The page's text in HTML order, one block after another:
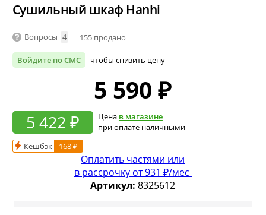
Сушильный шкаф Hanhi
Вопросы 4 155 продано
Войдите по СМС чтобы снизить цену
5 590₽
5 422 ₽ Цена в магазине
при оплате наличными
Кешбэк
168 ₽
Оплатить частями или
в рассрочку от 931 ₽/мес
Артикул: 8325612